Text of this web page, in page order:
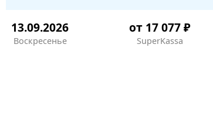
13.09.2026
Воскресенье
от 17 077 ₽
SuperKassa